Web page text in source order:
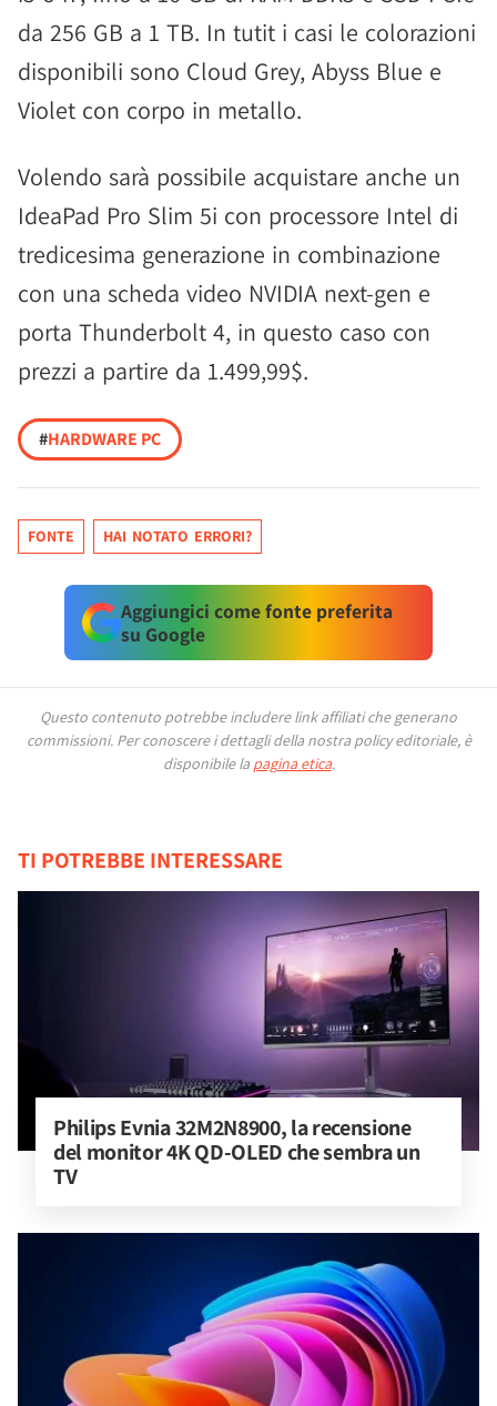
da 256 GB a 1 TB. In tutit i casi le colorazioni
disponibili sono Cloud Grey, Abyss Blue e
Violet con corpo in metallo.
Volendo sarà possibile acquistare anche un
IdeaPad Pro Slim 5i con processore Intel di
tredicesima generazione in combinazione
con una scheda video NVIDIA next-gen e
porta Thunderbolt 4, in questo caso con
prezzi a partire da 1.499,99$.
#HARDWARE PC
FONTE HAI NOTATO ERRORI?
Aggiungici come fonte preferita
su Google
Questo contenuto potrebbe includere link affiliati che generano
commissioni. Per conoscere i dettagli della nostra policy editoriale, è
disponibile la pagina etica.
TI POTREBBE INTERESSARE
Philips Evnia 32M2N8900, la recensione
del monitor 4K QD-OLED che sembra un
TV